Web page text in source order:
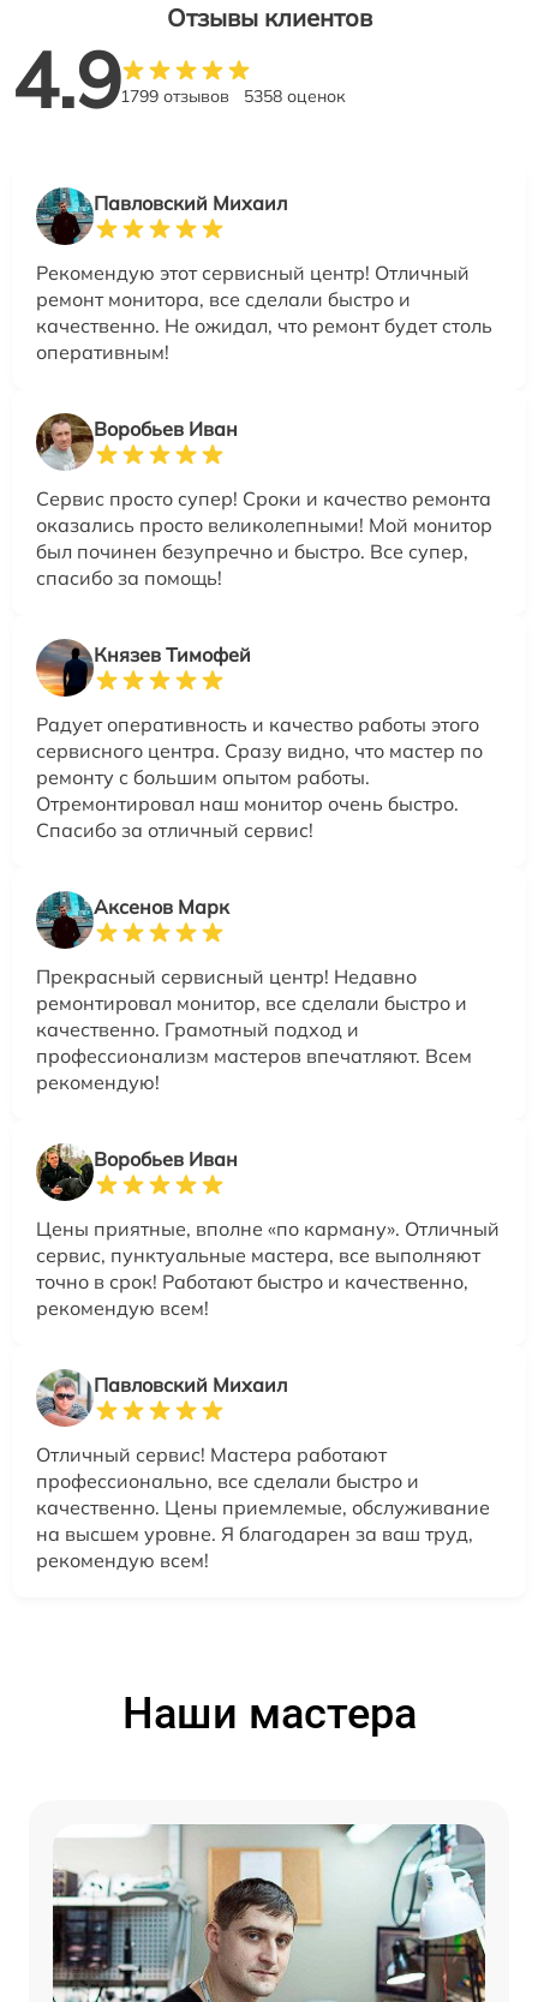
Отзывы клиентов
4.91799 отзывов 5358 оценок
Павловский Михаил
Рекомендую этот сервисный центр! Отличный
ремонт монитора, все сделали быстро и
качественно. Не ожидал, что ремонт будет столь
оперативным!
Воробьев Иван
Сервис просто супер! Сроки и качество ремонта
оказались просто великолепными! Мой монитор
был починен безупречно и быстро. Все супер,
спасибо за помощь!
Князев Тимофей
Радует оперативность и качество работы этого
сервисного центра. Сразу видно, что мастер по
ремонту с большим опытом работы.
Отремонтировал наш монитор очень быстро.
Спасибо за отличный сервис!
Аксенов Марк
Прекрасный сервисный центр! Недавно
ремонтировал монитор, все сделали быстро и
качественно. Грамотный подход и
профессионализм мастеров впечатляют. Всем
рекомендую!
Воробьев Иван
Цены приятные, вполне «по карману». Отличный
сервис, пунктуальные мастера, все выполняют
точно в срок! Работают быстро и качественно,
рекомендую всем!
Павловский Михаил
Отличный сервис! Мастера работают
профессионально, все сделали быстро и
качественно. Цены приемлемые, обслуживание
на высшем уровне. Я благодарен за ваш труд,
рекомендую всем!
Наши мастера